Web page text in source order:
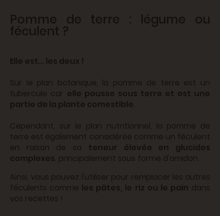
Pomme de terre : légume ou
féculent ?
Elle est... les deux !
Sur le plan botanique, la pomme de terre est un
tubercule car elle pousse sous terre et est une
partie de la plante comestible.
Cependant, sur le plan nutritionnel, la pomme de
terre est également considérée comme un féculent
en raison de sa teneur élevée en glucides
complexes, principalement sous forme d'amidon.
Ainsi, vous pouvez l'utiliser pour remplacer les autres
féculents comme les pâtes, le riz ou le pain dans
vos recettes !